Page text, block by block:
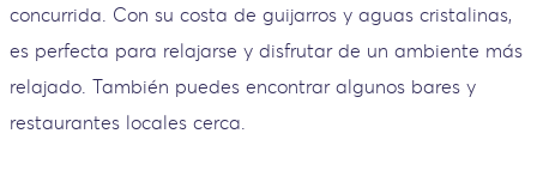
concurrida. Con su costa de guijarros y aguas cristalinas,
es perfecta para relajarse y disfrutar de un ambiente más
relajado. También puedes encontrar algunos bares y
restaurantes locales cerca.